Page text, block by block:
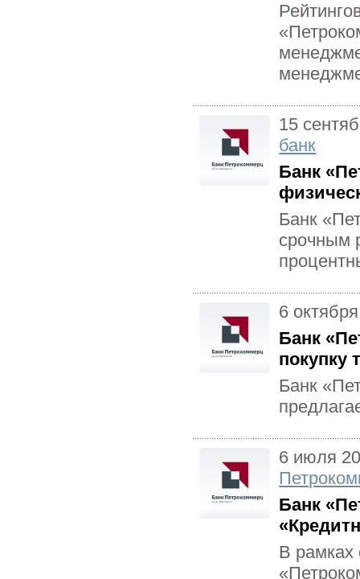
15
банк
Банк
Банк
срочным
6
Банк
покупку
Банк
6 июля
Банк
В рамках